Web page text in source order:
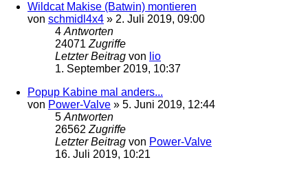
Wildcat Makise (Batwin) montieren
von schmidl4x4 » 2. Juli 2019, 09:00
4 Antworten
24071 Zugriffe
Letzter Beitrag von lio
1. September 2019, 10:37
Popup Kabine mal anders...
von Power-Valve » 5. Juni 2019, 12:44
5 Antworten
26562 Zugriffe
Letzter Beitrag von Power-Valve
16. Juli 2019, 10:21